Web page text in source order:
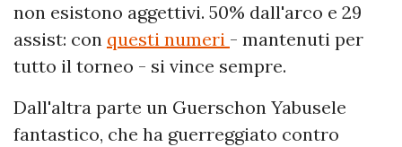
non esistono aggettivi. 50% dall'arco e 29
assist: con questi numeri - mantenuti per
tutto il torneo - si vince sempre.
Dall'altra parte un Guerschon Yabusele
fantastico, che ha guerreggiato contro